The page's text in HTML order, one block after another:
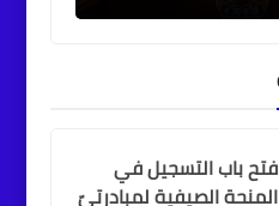
يستقبل
البحرية
فتح باب التسجيل في
المنحة الصيفية لمبادرتيّ